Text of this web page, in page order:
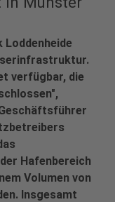
Loddenheide
verfügbar, die
Hafenbereich
Volumen von
Insgesamt